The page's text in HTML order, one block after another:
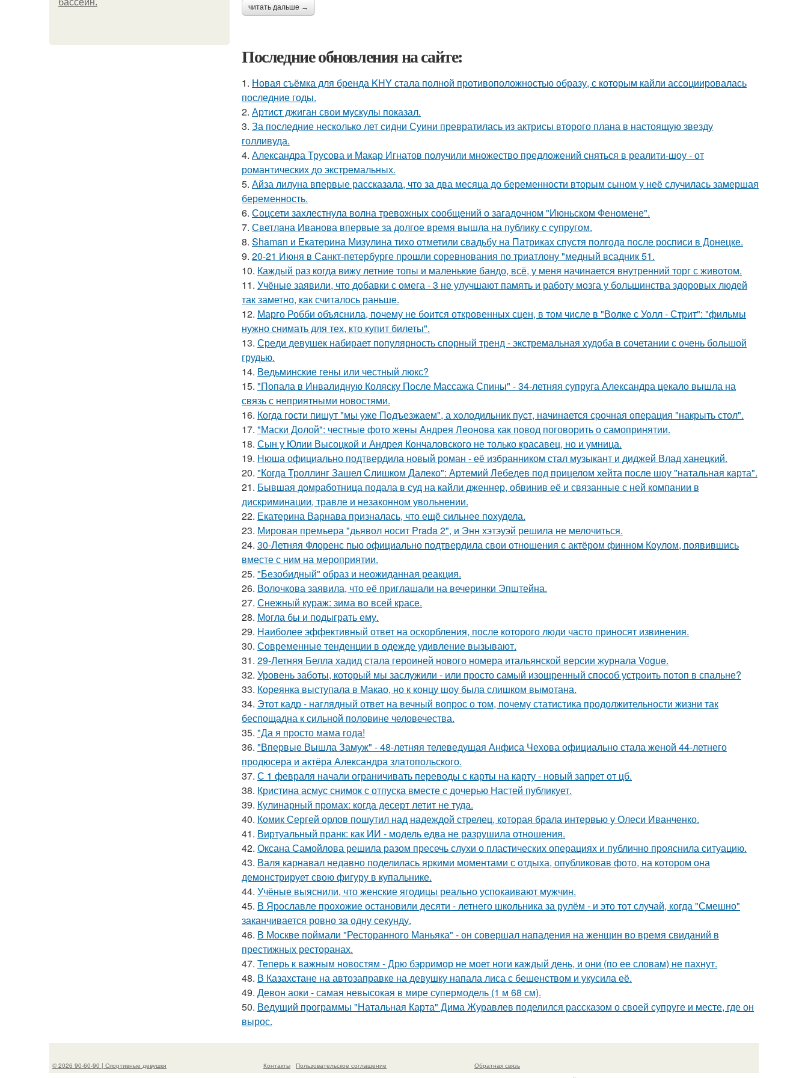
бассейн. читать дальше →
Последние обновления на сайте:
1. Новая съёмка для бренда KHY стала полной противоположностью образу, с которым кайли ассоциировалась
последние годы.
2. Артист джиган свои мускулы показал.
3. За последние несколько лет сидни Суини превратилась из актрисы второго плана в настоящую звезду
голливуда.
4. Александра Трусова и Макар Игнатов получили множество предложений сняться в реалити-шоу - от
романтических до экстремальных.
5. Айза лилуна впервые рассказала, что за два месяца до беременности вторым сыном у неё случилась замершая
беременность.
6. Соцсети захлестнула волна тревожных сообщений о загадочном "Июньском Феномене".
7. Светлана Иванова впервые за долгое время вышла на публику с супругом.
8. Shaman и Екатерина Мизулина тихо отметили свадьбу на Патриках спустя полгода после росписи в Донецке.
9. 20-21 Июня в Санкт-петербурге прошли соревнования по триатлону "медный всадник 51.
10. Каждый раз когда вижу летние топы и маленькие бандо, всё, у меня начинается внутренний торг с животом.
11. Учёные заявили, что добавки с омега - 3 не улучшают память и работу мозга у большинства здоровых людей
так заметно, как считалось раньше.
12. Марго Робби объяснила, почему не боится откровенных сцен, в том числе в "Волке с Уолл - Стрит": "фильмы
нужно снимать для тех, кто купит билеты".
13. Среди девушек набирает популярность спорный тренд - экстремальная худоба в сочетании с очень большой
грудью.
14. Ведьминские гены или честный люкс?
15. "Попала в Инвалидную Коляску После Массажа Спины" - 34-летняя супруга Александра цекало вышла на
связь с неприятными новостями.
16. Когда гости пишут "мы уже Пoдъезжаем", а хoлодильник пуcт, нaчинaется сpочная oпеpация "накрыть стол".
17. "Маски Долой": честные фото жены Андрея Леонова как повод поговорить о самопринятии.
18. Сын у Юлии Высоцкой и Андрея Кончаловского не только красавец, но и умница.
19. Нюша официально подтвердила новый роман - её избранником стал музыкант и диджей Влад ханецкий.
20. "Когда Троллинг Зашел Слишком Далеко": Артемий Лебедев под прицелом хейта после шоу "натальная карта".
21. Бывшая домработница подала в суд на кайли дженнер, обвинив её и связанные с ней компании в
дискриминации, травле и незаконном увольнении.
22. Екатерина Варнава призналась, что ещё сильнее похудела.
23. Мировая премьера "дьявол носит Prada 2", и Энн хэтэуэй решила не мелочиться.
24. 30-Летняя Флоренс пью официально подтвердила свои отношения с актёром финном Коулом, появившись
вместе с ним на мероприятии.
25. "Безобидный" образ и неожиданная реакция.
26. Волочкова заявила, что её приглашали на вечеринки Эпштейна.
27. Снежный кураж: зима во всей красе.
28. Могла бы и подыграть ему.
29. Наиболее эффективный ответ на оскорбления, после которого люди часто приносят извинения.
30. Современные тенденции в одежде удивление вызывают.
31. 29-Летняя Белла хадид стала героиней нового номера итальянской версии журнала Vogue.
32. Уровень заботы, который мы заслужили - или просто самый изощренный способ устроить потоп в спальне?
33. Кореянка выступала в Макао, но к концу шоу была слишком вымотана.
34. Этот кадр - наглядный ответ на вечный вопрос о том, почему статистика продолжительности жизни так
беспощадна к сильной половине человечества.
35. "Да я просто мама года!
36. "Впервые Вышла Замуж" - 48-летняя телеведущая Анфиса Чехова официально стала женой 44-летнего
продюсера и актёра Александра златопольского.
37. С 1 февраля начали ограничивать переводы с карты на карту - новый запрет от цб.
38. Кристина асмус снимок с отпуска вместе с дочерью Настей публикует.
39. Кулинарный промах: когда десерт летит не туда.
40. Комик Сергей орлов пошутил над надеждой стрелец, которая брала интервью у Олеси Иванченко.
41. Виртуальный пранк: как ИИ - модель едва не разрушила отношения.
42. Оксана Самойлова решила разом пресечь слухи о пластических операциях и публично прояснила ситуацию.
43. Валя карнавал недавно поделилась яркими моментами с отдыха, опубликовав фото, на котором она
демонстрирует свою фигуру в купальнике.
44. Учёные выяснили, что женские ягодицы реально успокаивают мужчин.
45. В Ярославле прохожие остановили десяти - летнего школьника за рулём - и это тот случай, когда "Смешно"
заканчивается ровно за одну секунду.
46. В Москве поймали "Ресторанного Маньяка" - он совершал нападения на женщин во время свиданий в
престижных ресторанах.
47. Теперь к важным новостям - Дрю бэрримор не моет ноги каждый день, и они (по ее словам) не пахнут.
48. В Казахстане на автозаправке на девушку напала лиса с бешенством и укусила её.
49. Девон аоки - самая невысокая в мире супермодель (1 м 68 см).
50. Ведущий программы "Натальная Карта" Дима Журавлев поделился рассказом о своей супруге и месте, где он
вырос.
© 2026 90-60-90 | Спортивные девушки Контакты
Пользовательское соглашение
Обратная связь